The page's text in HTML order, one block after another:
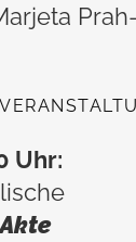
Uhr:
Akte